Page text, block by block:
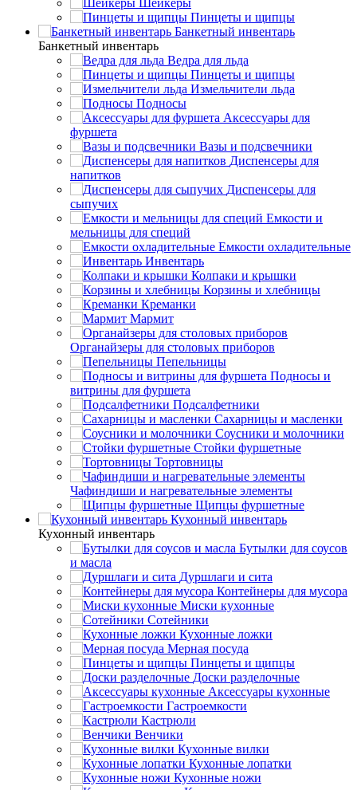
Пинцеты и щипцы
Банкетный инвентарь
Банкетный инвентарь
Ведра для льда
Пинцеты и щипцы
Измельчители льда
Подносы
Аксессуары для
фуршета
Вазы и подсвечники
Диспенсеры для
напитков
Диспенсеры для
сыпучих
Емкости и
мельницы для специй
Емкости охладительные
Инвентарь
Колпаки и крышки
Корзины и хлебницы
Креманки
Мармит
Органайзеры для столовых приборов
Пепельницы
Подносы и
витрины для фуршета
Подсалфетники
Сахарницы и масленки
Соусники и молочники
Стойки фуршетные
Тортовницы
Чафиндиши и нагревательные элементы
Щипцы фуршетные
Кухонный инвентарь
Кухонный инвентарь
Бутылки для соусов
и масла
Дуршлаги и сита
Контейнеры для мусора
Миски кухонные
Сотейники
Кухонные ложки
Мерная посуда
Пинцеты и щипцы
Доски разделочные
Аксессуары кухонные
Гастроемкости
Кастрюли
Венчики
Кухонные вилки
Кухонные лопатки
Кухонные ножи